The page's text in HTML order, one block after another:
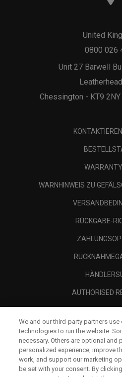
Unit 27 Barwell
Chessington - KT9
United
0800 026
WARNHINWEIS ZU
RÜCKGABE-
AUTHORISED
We and our third-party partners
technologies to run the website.
necessary. Others are optional and
personalized experience, improve
work, and support our marketing
be set with your consent. By